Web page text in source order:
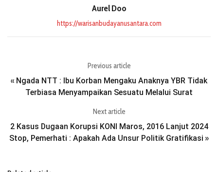
Aurel Doo
https://warisanbudayanusantara.com
Previous article
« Ngada NTT : Ibu Korban Mengaku Anaknya YBR Tidak
Terbiasa Menyampaikan Sesuatu Melalui Surat
Next article
2 Kasus Dugaan Korupsi KONI Maros, 2016 Lanjut 2024
Stop, Pemerhati : Apakah Ada Unsur Politik Gratifikasi »